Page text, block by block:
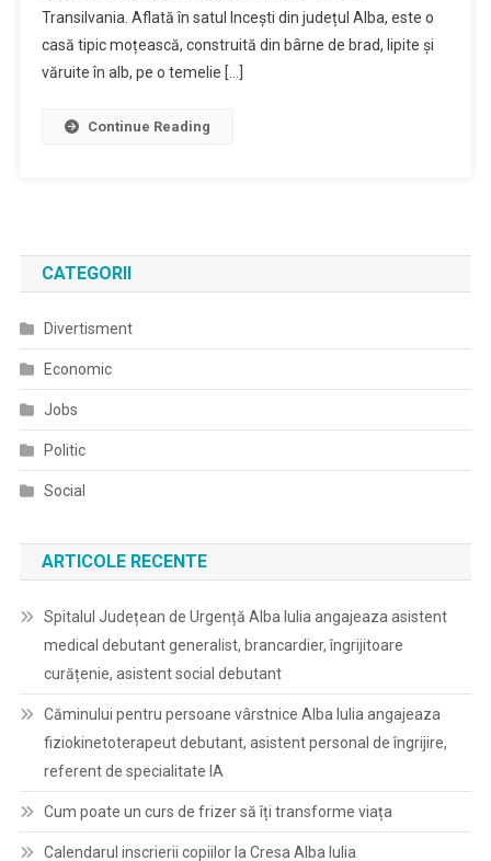
Transilvania. Aflată în satul Incești din județul Alba, este o
casă tipic moțească, construită din bârne de brad, lipite și
văruite în alb, pe o temelie […]
Continue Reading
CATEGORII
Divertisment
Economic
Jobs
Politic
Social
ARTICOLE RECENTE
Spitalul Județean de Urgență Alba Iulia angajeaza asistent
medical debutant generalist, brancardier, îngrijitoare
curățenie, asistent social debutant
Căminului pentru persoane vârstnice Alba Iulia angajeaza
fiziokinetoterapeut debutant, asistent personal de îngrijire,
referent de specialitate IA
Cum poate un curs de frizer să îți transforme viața
Calendarul inscrierii copiilor la Cresa Alba Iulia